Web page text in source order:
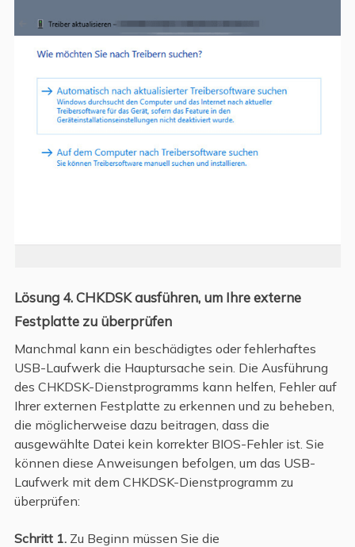
Lösung 4. CHKDSK ausführen, um Ihre externe
Festplatte zu überprüfen
Manchmal kann ein beschädigtes oder fehlerhaftes
USB-Laufwerk die Hauptursache sein. Die Ausführung
des CHKDSK-Dienstprogramms kann helfen, Fehler auf
Ihrer externen Festplatte zu erkennen und zu beheben,
die möglicherweise dazu beitragen, dass die
ausgewählte Datei kein korrekter BIOS-Fehler ist. Sie
können diese Anweisungen befolgen, um das USB-
Laufwerk mit dem CHKDSK-Dienstprogramm zu
überprüfen:
Schritt 1.Zu Beginn müssen Sie die